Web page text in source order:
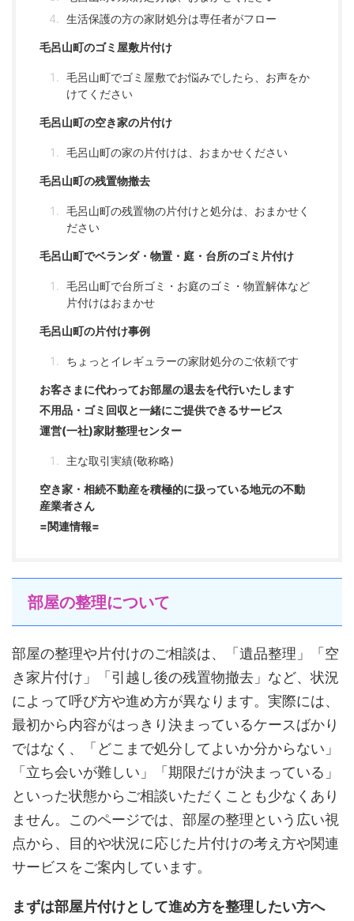
生活保護の方の家財処分は専任者がフロー
毛呂山町のゴミ屋敷片付け
毛呂山町でゴミ屋敷でお悩みでしたら、お声をか
けてください
毛呂山町の空き家の片付け
毛呂山町の家の片付けは、おまかせください
毛呂山町の残置物撤去
毛呂山町の残置物の片付けと処分は、おまかせく
ださい
毛呂山町でベランダ・物置・庭・台所のゴミ片付け
毛呂山町で台所ゴミ・お庭のゴミ・物置解体など
片付けはおまかせ
毛呂山町の片付け事例
ちょっとイレギュラーの家財処分のご依頼です
お客さまに代わってお部屋の退去を代行いたします
不用品・ゴミ回収と一緒にご提供できるサービス
運営(一社)家財整理センター
主な取引実績(敬称略)
空き家・相続不動産を積極的に扱っている地元の不動
産業者さん
=関連情報=
部屋の整理について
部屋の整理や片付けのご相談は、「遺品整理」「空
き家片付け」「引越し後の残置物撤去」など、状況
によって呼び方や進め方が異なります。実際には、
最初から内容がはっきり決まっているケースばかり
ではなく、「どこまで処分してよいか分からない」
「立ち会いが難しい」「期限だけが決まっている」
といった状態からご相談いただくことも少なくあり
ません。このページでは、部屋の整理という広い視
点から、目的や状況に応じた片付けの考え方や関連
サービスをご案内しています。
まずは部屋片付けとして進め方を整理したい方へ